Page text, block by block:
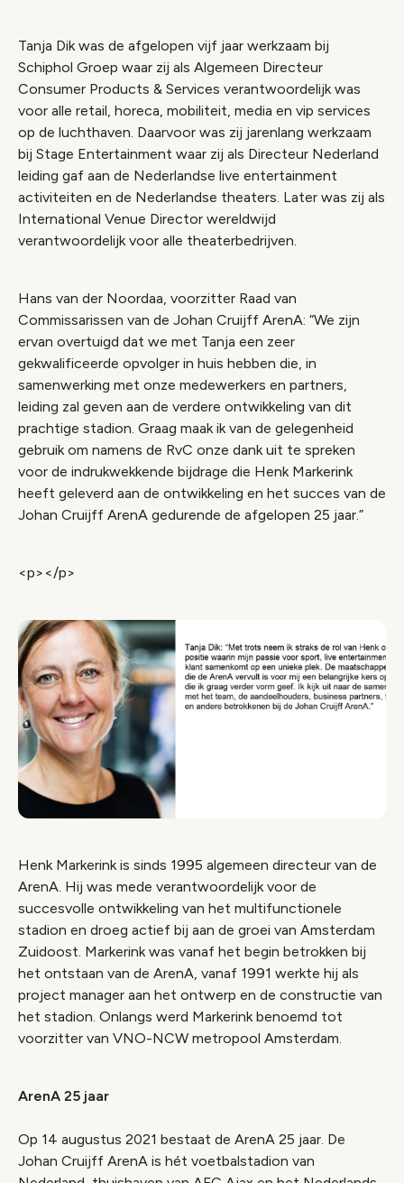
Tanja Dik was de afgelopen vijf jaar werkzaam bij
Schiphol Groep waar zij als Algemeen Directeur
Consumer Products & Services verantwoordelijk was
voor alle retail, horeca, mobiliteit, media en vip services
op de luchthaven. Daarvoor was zij jarenlang werkzaam
bij Stage Entertainment waar zij als Directeur Nederland
leiding gaf aan de Nederlandse live entertainment
activiteiten en de Nederlandse theaters. Later was zij als
International Venue Director wereldwijd
verantwoordelijk voor alle theaterbedrijven.
Hans van der Noordaa, voorzitter Raad van
Commissarissen van de Johan Cruijff ArenA: “We zijn
ervan overtuigd dat we met Tanja een zeer
gekwalificeerde opvolger in huis hebben die, in
samenwerking met onze medewerkers en partners,
leiding zal geven aan de verdere ontwikkeling van dit
prachtige stadion. Graag maak ik van de gelegenheid
gebruik om namens de RvC onze dank uit te spreken
voor de indrukwekkende bijdrage die Henk Markerink
heeft geleverd aan de ontwikkeling en het succes van de
Johan Cruijff ArenA gedurende de afgelopen 25 jaar.”
<p></p>
Henk Markerink is sinds 1995 algemeen directeur van de
ArenA. Hij was mede verantwoordelijk voor de
succesvolle ontwikkeling van het multifunctionele
stadion en droeg actief bij aan de groei van Amsterdam
Zuidoost. Markerink was vanaf het begin betrokken bij
het ontstaan van de ArenA, vanaf 1991 werkte hij als
project manager aan het ontwerp en de constructie van
het stadion. Onlangs werd Markerink benoemd tot
voorzitter van VNO-NCW metropool Amsterdam.
ArenA 25 jaar
Op 14 augustus 2021 bestaat de ArenA 25 jaar. De
Johan Cruijff ArenA is hét voetbalstadion van